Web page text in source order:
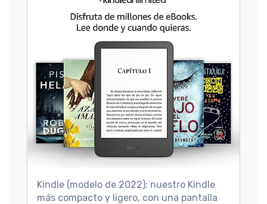
Kindle (modelo de 2022): nuestro Kindle
más compacto y ligero, con una pantalla